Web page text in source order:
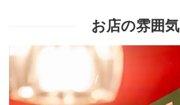
お店の雰囲気